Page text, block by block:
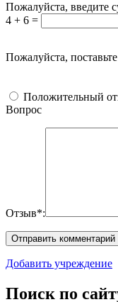
Пожалуйста, введите
4 + 6 =
Пожалуйста,
Положительный
Вопрос
Отзыв*:
Добавить учреждение
Поиск по